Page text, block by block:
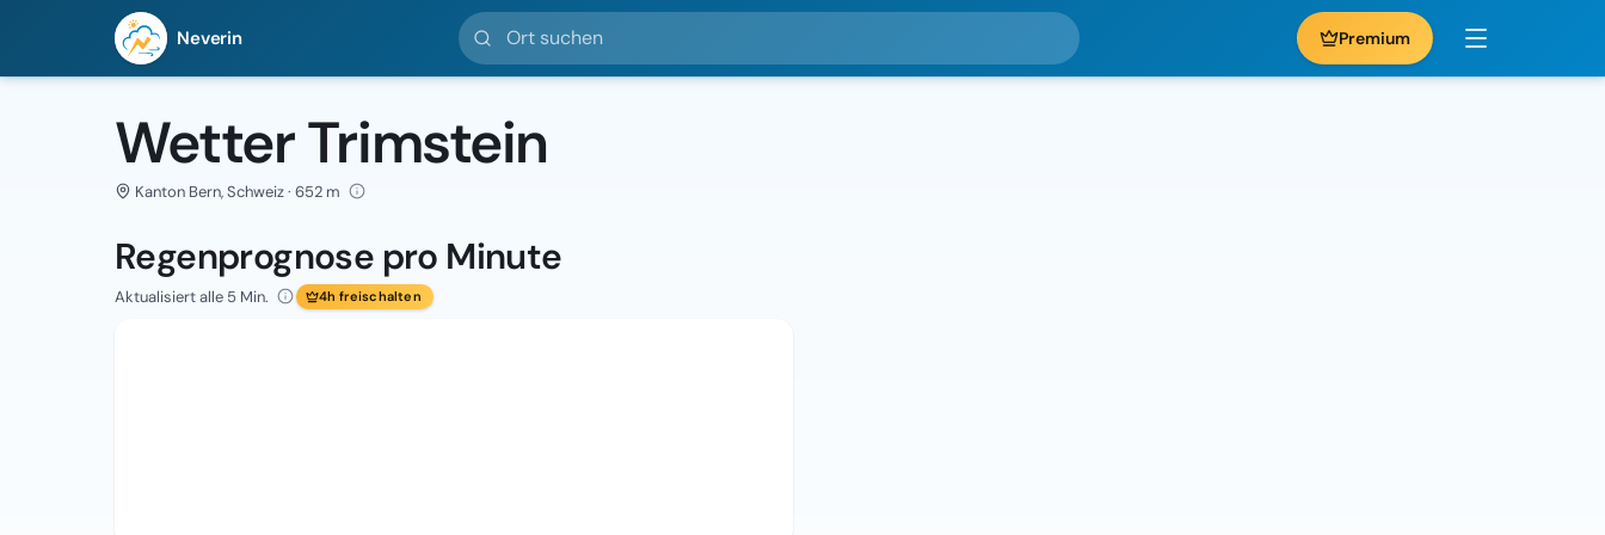
Neverin
Ort suchen
Premium
Wetter Trimstein
Kanton Bern, Schweiz · 652 m
Regenprognose pro Minute
Aktualisiert alle 5 Min. 4h freischalten